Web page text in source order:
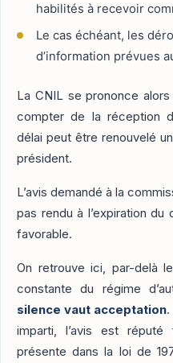
habilités à recevoir
Le cas échéant, les
d’information prévues
La CNIL se prononce
compter de la réception
délai peut être renouvelé
président.
L’avis demandé à la
pas rendu à l’expiration
favorable.
On retrouve ici, par-delà
constante du régime
silence vaut acceptation.
imparti, l’avis est
présente dans la loi de